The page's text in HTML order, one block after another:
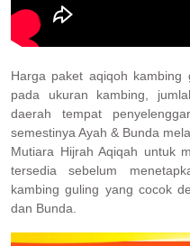
Harga paket aqiqoh kambing
pada ukuran kambing,
daerah tempat
semestinya Ayah & Bunda
Mutiara Hijrah Aqiqah untuk
tersedia sebelum
kambing guling yang cocok
dan Bunda.